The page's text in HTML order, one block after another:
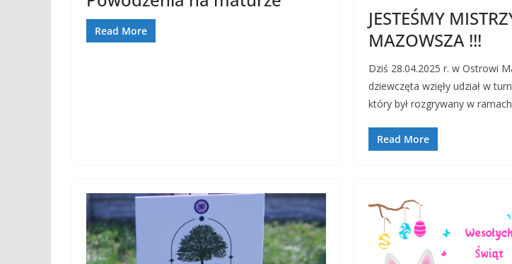
Read More
JESTEŚMY
MAZOWSZA !!!
Dziś 28.04.2025 r. w Ostrowi
dziewczęta wzięły udział w
który był rozgrywany w ramach
Read More